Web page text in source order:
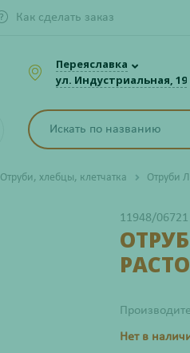
Как сделать заказ
Переяславка
ул. Индустриальная, 19
Отруби, хлебцы, клетчатка Отруби
11948/06721
Нет в